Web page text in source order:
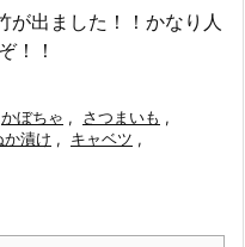
が出ました！！かなり人
！！
かぼちゃ , さつまいも ,
か漬け , キャベツ ,